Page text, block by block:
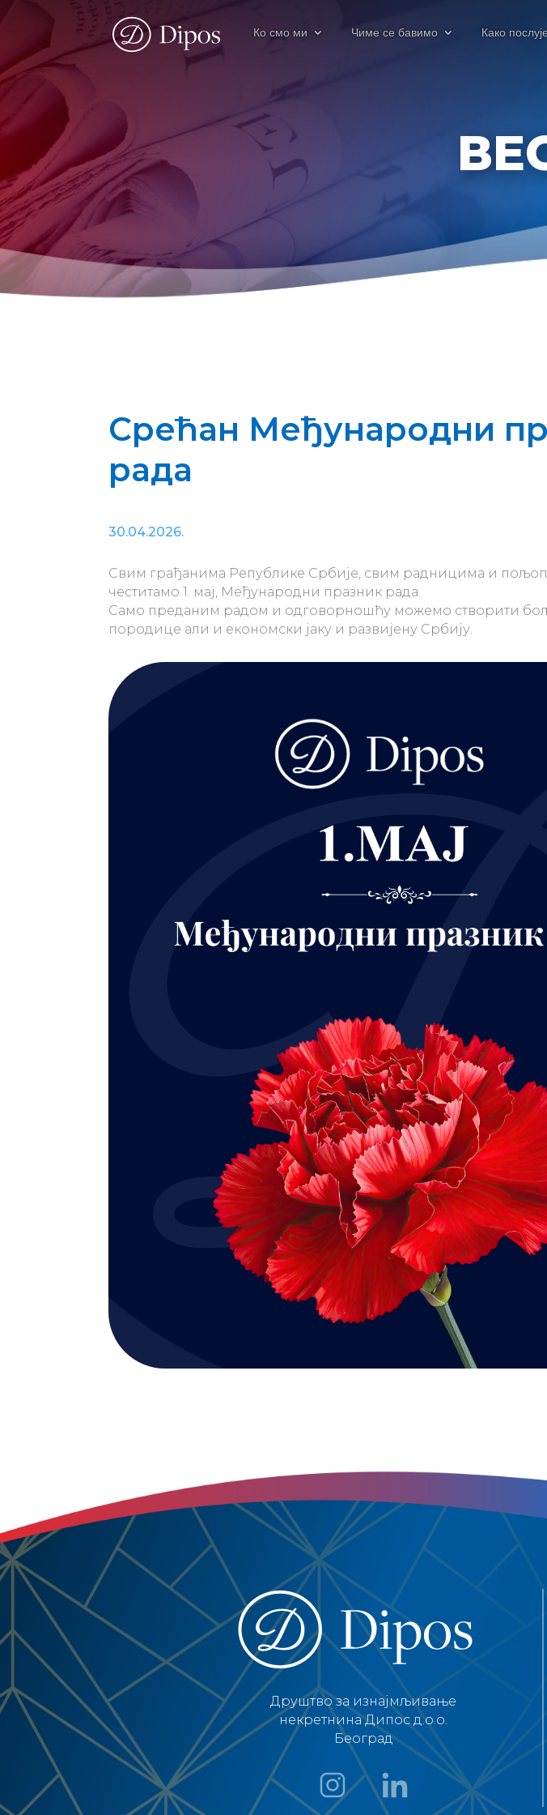
Ко смо ми Чиме се бавимо Како
Срећан Међународни
рада
30.04.2026.
Свим грађанима Републике Србије, свим радницима и
честитамо 1. мај, Међународни празник рада.
Само преданим радом и одговорношћу можемо створити
породице али и економски јаку и развијену Србију.
Друштво за изнајмљивање
некретнина Дипос д.о.о.
Београд